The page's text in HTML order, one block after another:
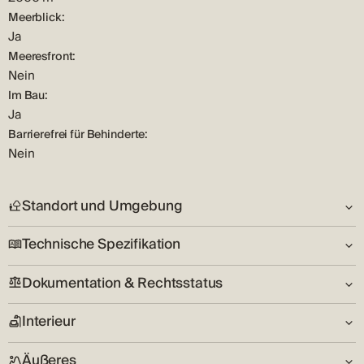
Meerblick:
Ja
Meeresfront:
Nein
Im Bau:
Ja
Barrierefrei für Behinderte:
Nein
Standort und Umgebung
Orientierung:
S
Siehe:
Blick aufs Meer, Stadtansicht
Umwelt:
Friedlich
Technische Spezifikation
Anzahl der Etagen:
2
Zustand:
Neu bauen
Dokumentation & Rechtsstatus
Eigentumsurkunde:
Nein
Interieur